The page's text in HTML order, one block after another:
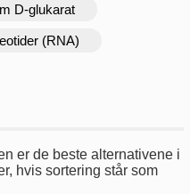
D-glukarat
(RNA)
er de beste alternativene i
hvis sortering står som